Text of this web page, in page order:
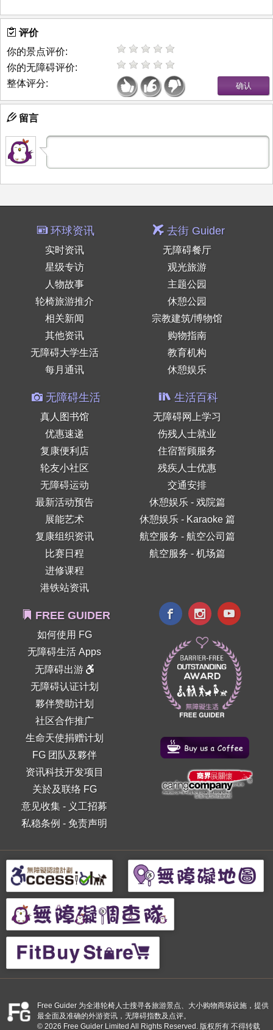
评价
你的景点评价:
你的无障碍评价:
整体评分:
留言
环球资讯
实时资讯
星级专访
人物故事
轮椅旅游推介
相关新闻
其他资讯
无障碍大学生活
每月通讯
去街 Guider
无障碍餐厅
观光旅游
主题公园
休憩公园
宗教建筑/博物馆
购物指南
教育机构
休憩娱乐
无障碍生活
真人图书馆
优惠速递
复康便利店
轮友小社区
无障碍运动
最新活动预告
展能艺术
复康组织资讯
比赛日程
进修课程
港铁站资讯
生活百科
无障碍网上学习
伤残人士就业
住宿暂顾服务
残疾人士优惠
交通安排
休憩娱乐 - 戏院篇
休憩娱乐 - Karaoke 篇
航空服务 - 航空公司篇
航空服务 - 机场篇
FREE GUIDER
如何使用 FG
无障碍生活 Apps
无障碍出游
无障碍认证计划
夥伴赞助计划
社区合作推广
生命天使捐赠计划
FG 团队及夥伴
资讯科技开发项目
关於及联络 FG
意见收集 - 义工招募
私稳条例 - 免责声明
Free Guider 为全港轮椅人士搜寻各旅游景点、大小购物商场设施，提供
最全面及准确的外游资讯，无障碍指数及点评。
© 2026 Free Guider Limited All Rights Reserved. 版权所有 不得转载